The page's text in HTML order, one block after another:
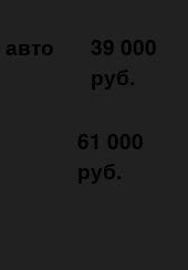
39 000
руб.
61 000
руб.